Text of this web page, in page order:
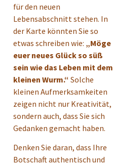
für den neuen
Lebensabschnitt stehen. In
der Karte könnten Sie so
etwas schreiben wie: „Möge
euer neues Glück so süß
sein wie das Leben mit dem
kleinen Wurm.“ Solche
kleinen Aufmerksamkeiten
zeigen nicht nur Kreativität,
sondern auch, dass Sie sich
Gedanken gemacht haben.
Denken Sie daran, dass Ihre
Botschaft authentisch und